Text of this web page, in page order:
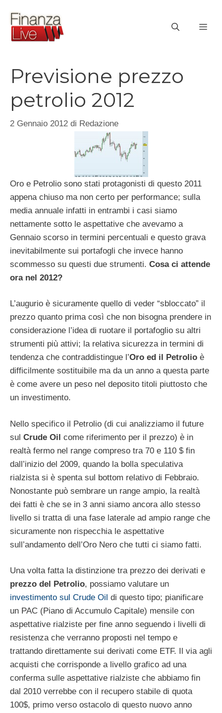
contenuto
Previsione prezzo
petrolio 2012
2 Gennaio 2012 di Redazione
Oro e Petrolio sono stati protagonisti di questo 2011
appena chiuso ma non certo per performance; sulla
media annuale infatti in entrambi i casi siamo
nettamente sotto le aspettative che avevamo a
Gennaio scorso in termini percentuali e questo grava
inevitabilmente sui portafogli che invece hanno
scommesso su questi due strumenti. Cosa ci attende
ora nel 2012?
L’augurio è sicuramente quello di veder “sbloccato” il
prezzo quanto prima così che non bisogna prendere in
considerazione l’idea di ruotare il portafoglio su altri
strumenti più attivi; la relativa sicurezza in termini di
tendenza che contraddistingue l’Oro ed il Petrolio è
difficilmente sostituibile ma da un anno a questa parte
è come avere un peso nel deposito titoli piuttosto che
un investimento.
Nello specifico il Petrolio (di cui analizziamo il future
sul Crude Oil come riferimento per il prezzo) è in
realtà fermo nel range compreso tra 70 e 110 $ fin
dall’inizio del 2009, quando la bolla speculativa
rialzista si è spenta sul bottom relativo di Febbraio.
Nonostante può sembrare un range ampio, la realtà
dei fatti è che se in 3 anni siamo ancora allo stesso
livello si tratta di una fase laterale ad ampio range che
sicuramente non rispecchia le aspettative
sull’andamento dell’Oro Nero che tutti ci siamo fatti.
Una volta fatta la distinzione tra prezzo dei derivati e
prezzo del Petrolio, possiamo valutare un
investimento sul Crude Oil di questo tipo; pianificare
un PAC (Piano di Accumulo Capitale) mensile con
aspettative rialziste per fine anno seguendo i livelli di
resistenza che verranno proposti nel tempo e
trattando direttamente sui derivati come ETF. Il via agli
acquisti che corrisponde a livello grafico ad una
conferma sulle aspettative rialziste che abbiamo fin
dal 2010 verrebbe con il recupero stabile di quota
100$, primo verso ostacolo di questo nuovo anno